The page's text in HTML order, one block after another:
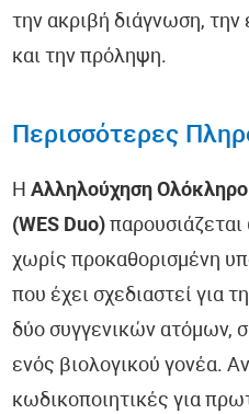
την ακριβή διάγνωση, την
και την πρόληψη.
Περισσότερες
ΗΑλληλούχηση
(WES Duo)
χωρίς προκαθορισμένη
που έχει σχεδιαστεί για
δύο συγγενικών ατόμων,
ενός βιολογικού γονέα.
κωδικοποιητικές για